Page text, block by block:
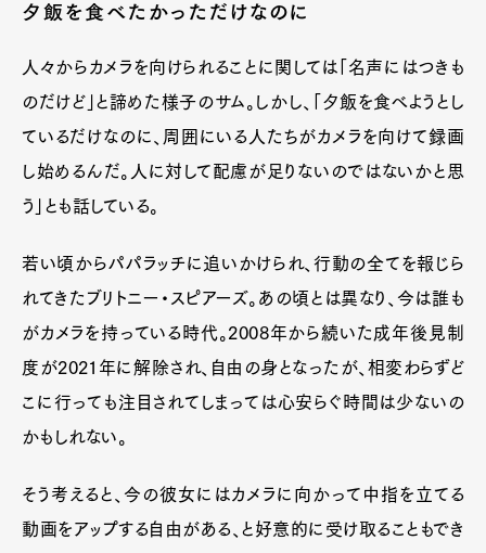
夕飯を食べたかっただけなのに
人々からカメラを向けられることに関しては「名声にはつきも
のだけど」と諦めた様子のサム。しかし、「夕飯を食べようとし
ているだけなのに、周囲にいる人たちがカメラを向けて録画
し始めるんだ。人に対して配慮が足りないのではないかと思
う」とも話している。
若い頃からパパラッチに追いかけられ、行動の全てを報じら
れてきたブリトニー・スピアーズ。あの頃とは異なり、今は誰も
がカメラを持っている時代。2008年から続いた成年後見制
度が2021年に解除され、自由の身となったが、相変わらずど
こに行っても注目されてしまっては心安らぐ時間は少ないの
かもしれない。
そう考えると、今の彼女にはカメラに向かって中指を立てる
動画をアップする自由がある、と好意的に受け取ることもでき